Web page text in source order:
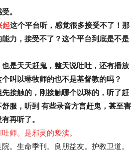
。
起这个平台听，感觉很多接受不了！那
力，接受不了？这个平台到底是不是
是天天赶鬼，整天说吐吐，还有播放
叫以琳牧师的也不是基督教的吗？
接触的，刚接触哪个以琳的，听了赶
服，听到 有些录音方言赶鬼，甚至害
再听了。
师。是邪灵的亵渎。
。生命季刊。良朋益友。护教卫道。